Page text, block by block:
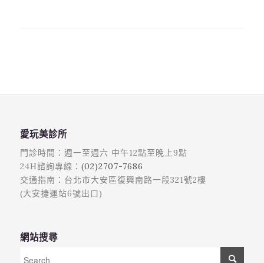
愛玩美診所
門診時間：週一至週六 中午12點至晚上9點
24H諮詢專線： (02)2707-7686
交通指南：台北市大安區復興南路一段321號2樓
(大安捷運站6號出口)
網站搜尋